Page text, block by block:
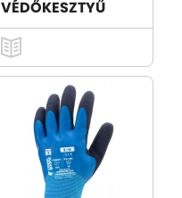
VÉDŐKESZTYŰ